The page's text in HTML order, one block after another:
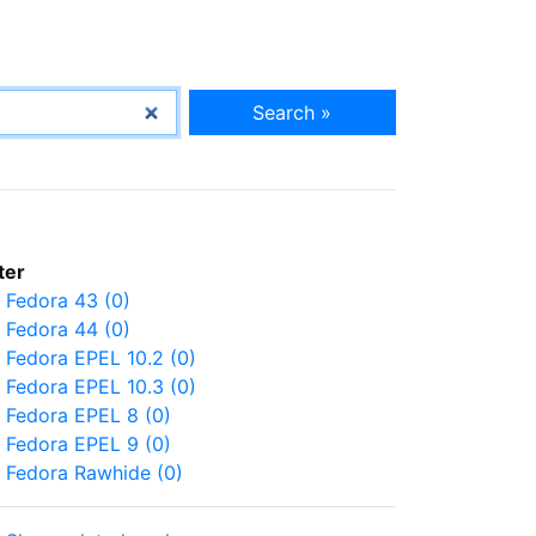
Search »
Fedora 43 (0)
Fedora 44 (0)
Fedora EPEL 10.2 (0)
Fedora EPEL 10.3 (0)
Fedora EPEL 8 (0)
Fedora EPEL 9 (0)
Fedora Rawhide (0)